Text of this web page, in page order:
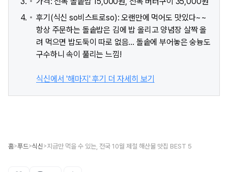
후기(식신 so비스트로so): 오랜만에 먹어도 맛있다~~
항상 주문하는 돌솥밥은 김에 밥 올리고 양념장 살짝 올
려 먹으면 밥도둑이 따로 없음... 돌솥에 부어놓은 숭늉도
구수하니 속이 풀리는 느낌!
식신에서 '해마지' 후기 더 자세히 보기
홈>푸드>식신 >지금만 먹을 수 있는, 전국 10월 제철 해산물 맛집 BEST 5